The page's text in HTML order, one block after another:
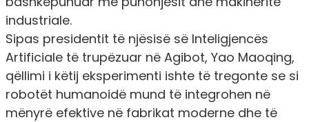
industriale.
Sipas presidentit të njësisë së Inteligjencës
Artificiale të trupëzuar në Agibot, Yao Maoqing,
qëllimi i këtij eksperimenti ishte të tregonte se si
robotët humanoidë mund të integrohen në
mënyrë efektive në fabrikat moderne dhe të